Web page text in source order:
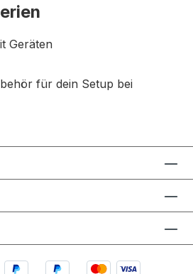
Geräten
für dein Setup bei